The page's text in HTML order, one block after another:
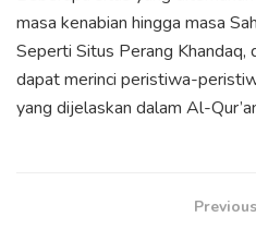
masa kenabian hingga masa
Seperti Situs Perang
dapat merinci peristiwa-
yang dijelaskan dalam Al-